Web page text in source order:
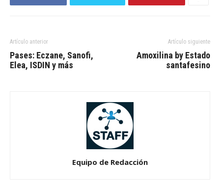
Artículo anterior
Pases: Eczane, Sanofi,
Elea, ISDIN y más
Artículo siguiente
Amoxilina by Estado
santafesino
Equipo de Redacción